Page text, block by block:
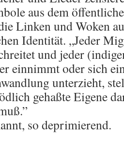
aus dem
Linken und Woken
Identität. „Jeder
und jeder
einnimmt oder sich
unterzieht,
gehaßte Eigene
so deprimierend.